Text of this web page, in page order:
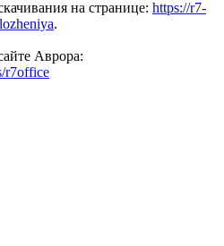
на странице: https://r7-
.
Аврора:
r7office